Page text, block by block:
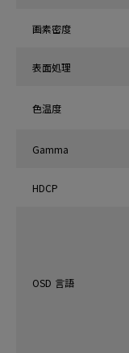
画素密度
表面処理
色温度
Gamma
HDCP
OSD 言語